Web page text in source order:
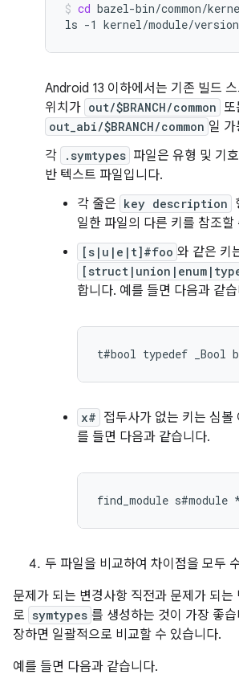
cd bazel-bin/common/
ls -1 kernel/module/
Android 13 이하에서는 기존 빌드
위치가 out/$BRANCH/common 또
out_abi/$BRANCH/common 일
각
.symtypes 파일은 유형 및 기
반 텍스트 파일입니다.
각 줄은 key description
일한 파일의 다른 키를 참조할
[s|u|e|t]#foo 와 같은 키
합니다. 예를 들면 다음과 같
x# 접두사가 없는 키는 심볼
를 들면 다음과 같습니다.
두 파일을 비교하여 차이점을 모두
문제가 되는 변경사항 직전과 문제가 되는
로 symtypes 를 생성하는 것이 가장 좋
장하면 일괄적으로 비교할 수 있습니다.
예를 들면 다음과 같습니다.